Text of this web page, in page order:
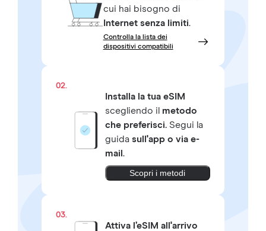
cui hai bisogno di
Internet senza limiti.
Controlla la lista dei
dispositivi compatibili
02.
Installa la tua eSIM
scegliendo il metodo
che preferisci.Segui la
guida sull'app o via e-
mail .
Scopri i metodi
03.
Attiva l’eSIM all'arrivo